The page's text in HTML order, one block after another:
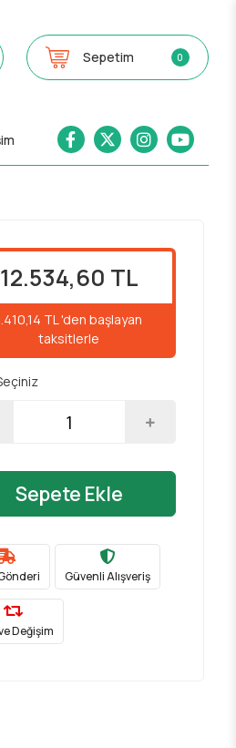
Sepetim 0
12.534,60 TL
TL 'den başlayan
taksitlerle
Sepete Ekle
Güvenli Alışveriş
Değişim